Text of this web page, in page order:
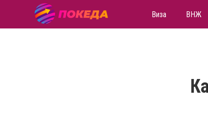
Виза ВНЖ